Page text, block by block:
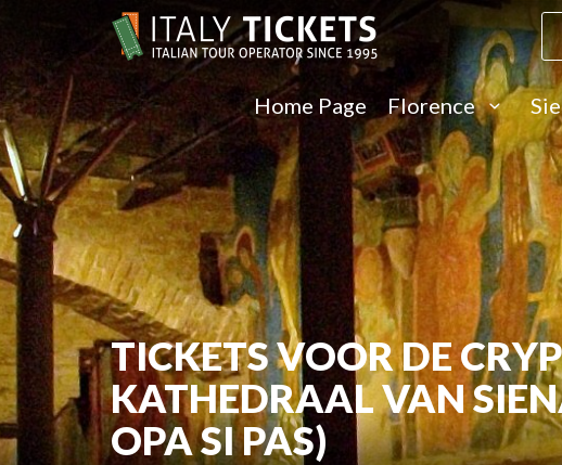
Home Page Florence
TICKETS VOOR DE
KATHEDRAAL VAN
OPA SI PAS)